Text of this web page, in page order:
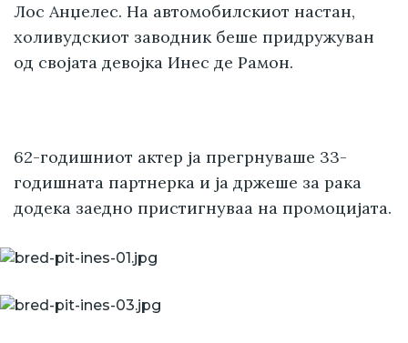
Лос Анџелес. На автомобилскиот настан,
холивудскиот заводник беше придружуван
од својата девојка Инес де Рамон.
62-годишниот актер ја прегрнуваше 33-
годишната партнерка и ја држеше за рака
додека заедно пристигнуваа на промоцијата.